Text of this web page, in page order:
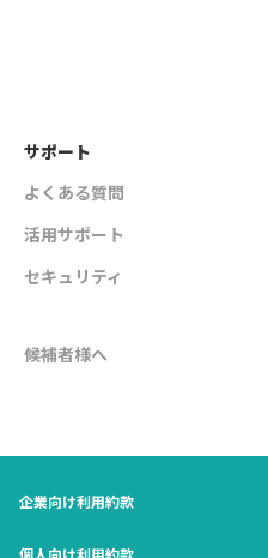
サポート
よくある質問
活用サポート
セキュリティ
候補者様へ
企業向け利用約款
個人向け利用約款